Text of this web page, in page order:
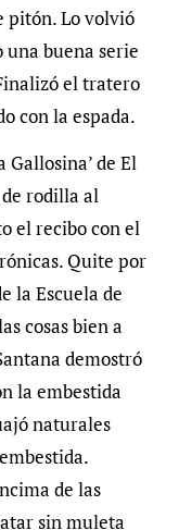
pitón. Lo volvió
buena serie
el tratero
con la espada.
Gallosina’ de El
rodilla al
el recibo con el
Quite por
la Escuela de
cosas bien a
demostró
la embestida
naturales
de las
sin muleta